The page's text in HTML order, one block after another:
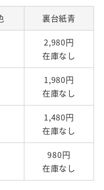
裏台紙青
2,980円
在庫なし
1,980円
在庫なし
1,480円
在庫なし
980円
在庫なし